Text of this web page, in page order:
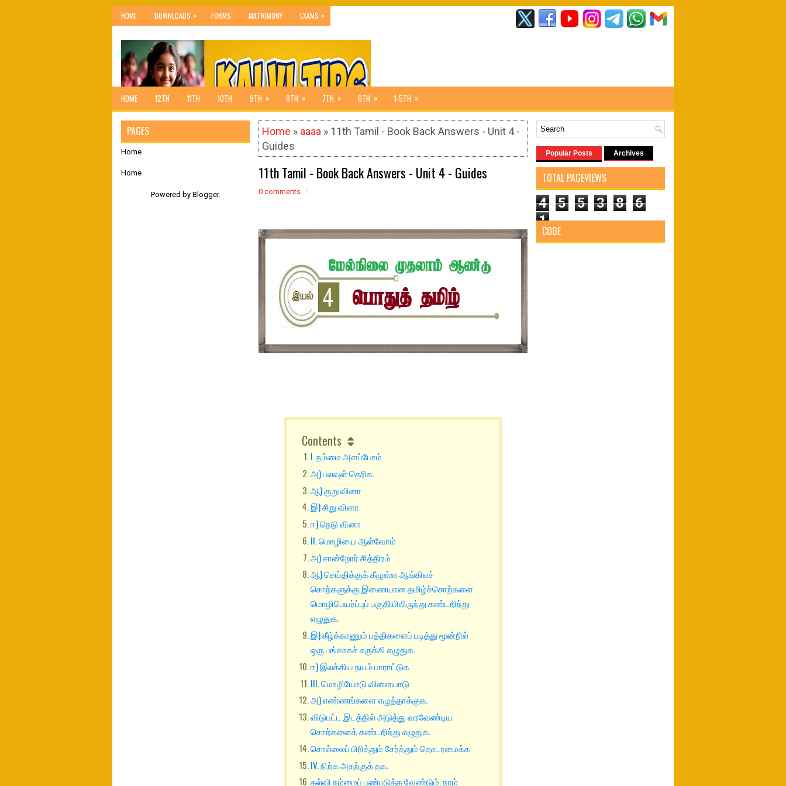
HOME DOWNLOADS » FORMS MATRIMONY EXAMS »
HOME 12TH 11TH 10TH 9TH » 8TH » 7TH » 6TH » 1-5TH »
Home » aaaa » 11th Tamil - Book Back Answers - Unit 4 -
Guides
11th Tamil - Book Back Answers - Unit 4 - Guides
0 comments
Contents
I. நம்மை அளப்போம்
அ) பலவுள் தெரிக.
ஆ) குறு வினா
இ) சிறு வினா
ஈ) நெடு வினா
II. மொழியை ஆள்வோம்
அ) சான்றோர் சித்திரம்
ஆ) செய்திக்குக் கீழுள்ள ஆங்கிலச்
சொற்களுக்கு இணையான தமிழ்ச்சொற்களை
மொழிபெயர்ப்புப் பகுதியிலிருந்து கண்டறிந்து
எழுதுக.
இ) கீழ்க்காணும் பத்திகளைப் படித்து மூன்றில்
ஒரு பங்காகச் சுருக்கி எழுதுக.
ஈ) இலக்கிய நயம் பாராட்டுக
III. மொழியோடு விளையாடு
அ) எண்ணங்களை எழுத்தாக்குக.
விடுபட்ட இடத்தில் அடுத்து வரவேண்டிய
சொற்களைக் கண்டறிந்து எழுதுக.
சொல்லைப் பிரித்தும் சேர்த்தும் தொடரமைக்க
IV. நிற்க அதற்குத் தக.
கல்வி நம்மைப் பண்படுத்த வேண்டும். நாம்
PAGES
Home
Home
Powered by Blogger.
Popular Posts Archives
TOTAL PAGEVIEWS
4 5 5 3 8
6
1
CODE